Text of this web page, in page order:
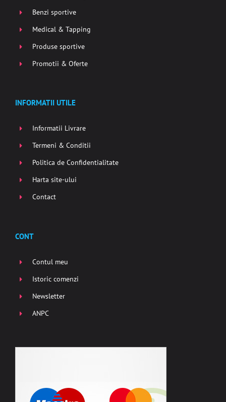
Benzi sportive
Medical & Tapping
Produse sportive
Promotii & Oferte
INFORMATII UTILE
Informatii Livrare
Termeni & Conditii
Politica de Confidentialitate
Harta site-ului
Contact
CONT
Contul meu
Istoric comenzi
Newsletter
ANPC